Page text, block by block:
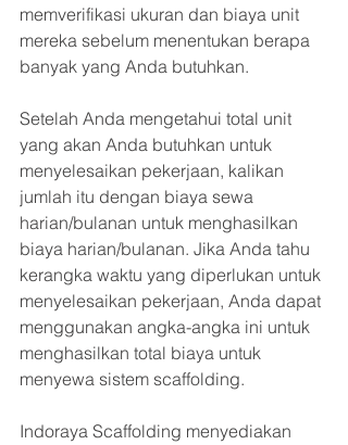
memverifikasi ukuran dan biaya unit
mereka sebelum menentukan berapa
banyak yang Anda butuhkan.
Setelah Anda mengetahui total unit
yang akan Anda butuhkan untuk
menyelesaikan pekerjaan, kalikan
jumlah itu dengan biaya sewa
harian/bulanan untuk menghasilkan
biaya harian/bulanan. Jika Anda tahu
kerangka waktu yang diperlukan untuk
menyelesaikan pekerjaan, Anda dapat
menggunakan angka-angka ini untuk
menghasilkan total biaya untuk
menyewa sistem scaffolding.
Indoraya Scaffolding menyediakan